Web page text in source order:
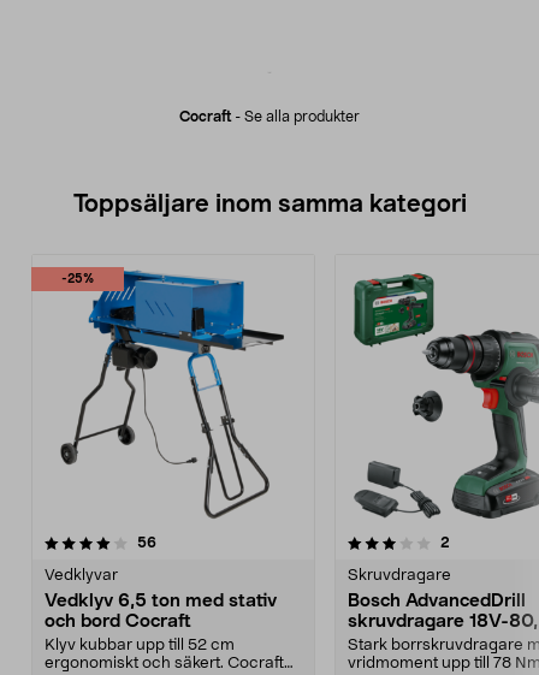
Cocraft - Se alla produkter
Toppsäljare inom samma kategori
-25%
56recensioner
Vedklyvar
Vedklyv 6,5 ton med stativ
och bord Cocraft
Klyv kubbar upp till 52 cm
ergonomiskt och säkert. Cocraft
3.0 av 5 stjärnor 2
Skruvdragare
Bosch AdvancedDrill
skruvdragare 18V-80,
batteri
Stark borrskruvdragare
vridmoment upp till 78
4.5 av 5 stjärnor